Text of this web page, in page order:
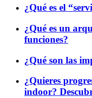
¿Qué es el
¿Qué es un
funciones?
¿Qué son las
¿Quieres
indoor?